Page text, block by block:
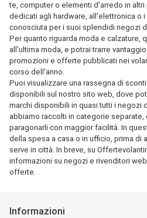
te, computer o elementi d'arredo in
dedicati agli hardware, all'elettronica o
conosciuta per i suoi splendidi negozi
Per quanto riguarda moda e calzature,
all'ultima moda, e potrai trarre
promozioni e offerte pubblicati nei
corso dell'anno.
Puoi visualizzare una rassegna di
disponibili sul nostro sito web, dove
marchi disponibili in quasi tutti i negozi
abbiamo raccolti in categorie separate,
paragonarli con maggior facilità. In
della spesa a casa o in ufficio, prima di
serve in città. In breve, su
informazioni su negozi e rivenditori
offerte.
Informazioni